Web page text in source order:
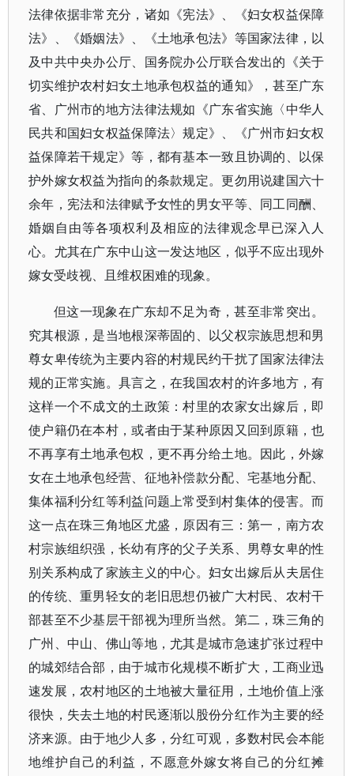
法律依据非常充分，诸如《宪法》、《妇女权益保障
法》、《婚姻法》、《土地承包法》等国家法律，以
及中共中央办公厅、国务院办公厅联合发出的《关于
切实维护农村妇女土地承包权益的通知》，甚至广东
省、广州市的地方法律法规如《广东省实施〈中华人
民共和国妇女权益保障法〉规定》、《广州市妇女权
益保障若干规定》等，都有基本一致且协调的、以保
护外嫁女权益为指向的条款规定。更勿用说建国六十
余年，宪法和法律赋予女性的男女平等、同工同酬、
婚姻自由等各项权利及相应的法律观念早已深入人
心。尤其在广东中山这一发达地区，似乎不应出现外
嫁女受歧视、且维权困难的现象。
但这一现象在广东却不足为奇，甚至非常突出。
究其根源，是当地根深蒂固的、以父权宗族思想和男
尊女卑传统为主要内容的村规民约干扰了国家法律法
规的正常实施。具言之，在我国农村的许多地方，有
这样一个不成文的土政策：村里的农家女出嫁后，即
使户籍仍在本村，或者由于某种原因又回到原籍，也
不再享有土地承包权，更不再分给土地。因此，外嫁
女在土地承包经营、征地补偿款分配、宅基地分配、
集体福利分红等利益问题上常受到村集体的侵害。而
这一点在珠三角地区尤盛，原因有三：第一，南方农
村宗族组织强，长幼有序的父子关系、男尊女卑的性
别关系构成了家族主义的中心。妇女出嫁后从夫居住
的传统、重男轻女的老旧思想仍被广大村民、农村干
部甚至不少基层干部视为理所当然。第二，珠三角的
广州、中山、佛山等地，尤其是城市急速扩张过程中
的城郊结合部，由于城市化规模不断扩大，工商业迅
速发展，农村地区的土地被大量征用，土地价值上涨
很快，失去土地的村民逐渐以股份分红作为主要的经
济来源。由于地少人多，分红可观，多数村民会本能
地维护自己的利益，不愿意外嫁女将自己的分红摊